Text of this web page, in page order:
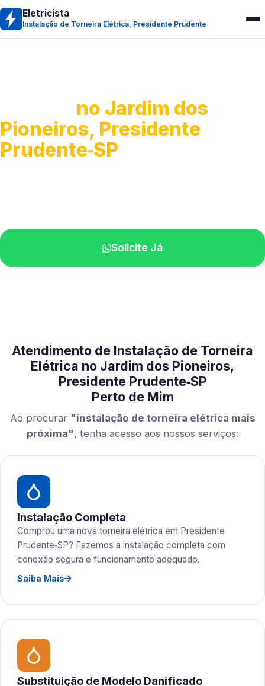
Eletricista
Instalação de Torneira Elétrica, Presidente Prudente
no Jardim dos
Pioneiros, Presidente
Prudente‑SP
Solicite Já
Atendimento de Instalação de Torneira
Elétrica no Jardim dos Pioneiros,
Presidente Prudente‑SP
Perto de Mim
Ao procurar "instalação de torneira elétrica mais
próxima", tenha acesso aos nossos serviços:
Instalação Completa
Comprou uma nova torneira elétrica em Presidente
Prudente‑SP? Fazemos a instalação completa com
conexão segura e funcionamento adequado.
Saiba Mais
Substituição de Modelo Danificado